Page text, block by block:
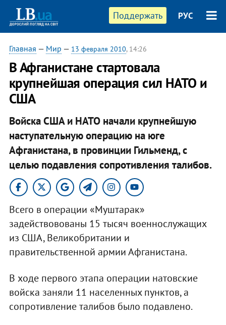
Поддержать РУС
Главная — Мир — 13 февраля 2010, 14:26
В Афганистане стартовала
крупнейшая операция сил НАТО и
США
Войска США и НАТО начали крупнейшую
наступательную операцию на юге
Афганистана, в провинции Гильменд, с
целью подавления сопротивления талибов.
Всего в операции «Муштарак»
задействовованы 15 тысяч военнослужащих
из США, Великобритании и
правительственной армии Афганистана.
В ходе первого этапа операции натовские
войска заняли 11 населенных пунктов, а
сопротивление талибов было подавлено.